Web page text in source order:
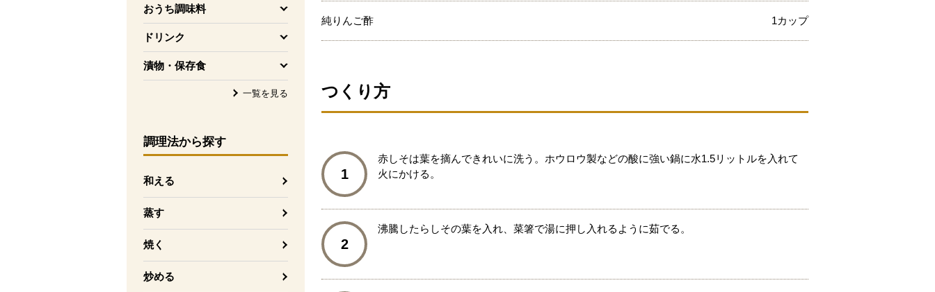
おうち調味料
を開く
ドリンク
を開く
漬物・保存食
を開く
一覧を見る
調理法から探す
和える
蒸す
焼く
炒める
純りんご酢 1カップ
つくり方
1
赤しそは葉を摘んできれいに洗う。ホウロウ製などの酸に強い鍋に水1.5リットルを入れて
火にかける。
2
沸騰したらしその葉を入れ、菜箸で湯に押し入れるように茹でる。